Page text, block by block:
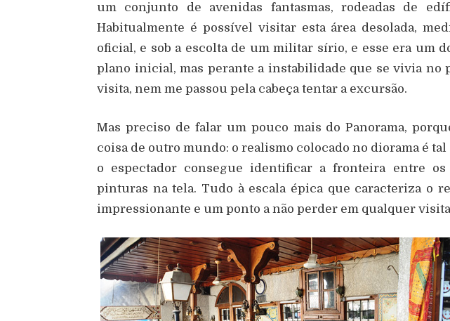
um conjunto de avenidas fantasmas, rodeadas de
Habitualmente é possível visitar esta área desolada,
oficial, e sob a escolta de um militar sírio, e esse era um
plano inicial, mas perante a instabilidade que se vivia no
visita, nem me passou pela cabeça tentar a excursão.
Mas preciso de falar um pouco mais do Panorama,
coisa de outro mundo: o realismo colocado no diorama é
o espectador consegue identificar a fronteira entre
pinturas na tela. Tudo à escala épica que caracteriza o
impressionante e um ponto a não perder em qualquer visita